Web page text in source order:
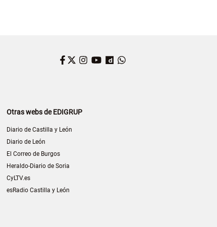
Facebook
Twitter
Instagram
YouTube
Dailymotion
Otras webs de EDIGRUP
Diario de Castilla y León
Diario de León
El Correo de Burgos
Heraldo-Diario de Soria
CyLTV.es
esRadio Castilla y León